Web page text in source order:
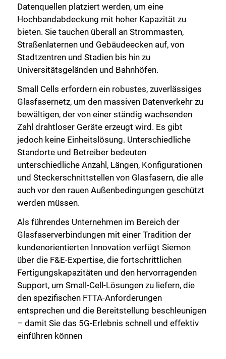
Datenquellen platziert werden, um eine
Hochbandabdeckung mit hoher Kapazität zu
bieten. Sie tauchen überall an Strommasten,
Straßenlaternen und Gebäudeecken auf, von
Stadtzentren und Stadien bis hin zu
Universitätsgeländen und Bahnhöfen.
Small Cells erfordern ein robustes, zuverlässiges
Glasfasernetz, um den massiven Datenverkehr zu
bewältigen, der von einer ständig wachsenden
Zahl drahtloser Geräte erzeugt wird. Es gibt
jedoch keine Einheitslösung. Unterschiedliche
Standorte und Betreiber bedeuten
unterschiedliche Anzahl, Längen, Konfigurationen
und Steckerschnittstellen von Glasfasern, die alle
auch vor den rauen Außenbedingungen geschützt
werden müssen.
Als führendes Unternehmen im Bereich der
Glasfaserverbindungen mit einer Tradition der
kundenorientierten Innovation verfügt Siemon
über die F&E-Expertise, die fortschrittlichen
Fertigungskapazitäten und den hervorragenden
Support, um Small-Cell-Lösungen zu liefern, die
den spezifischen FTTA-Anforderungen
entsprechen und die Bereitstellung beschleunigen
– damit Sie das 5G-Erlebnis schnell und effektiv
einführen können